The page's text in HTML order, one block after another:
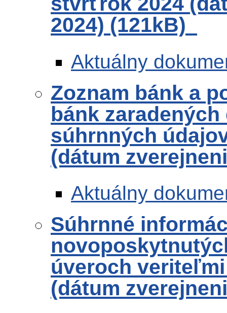
2024) (121kB)
Aktuálny
Zoznam bánk a
bánk
súhrnných
(dátum
Aktuálny
Súhrnné
úveroch
(dátum